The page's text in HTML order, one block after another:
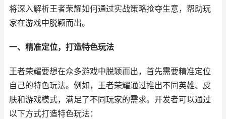
将深入解析王者荣耀如何通过实战策略抢夺生意，帮助玩
家在游戏中脱颖而出。
一、精准定位，打造特色玩法
王者荣耀要想在众多游戏中脱颖而出，首先需要精准定位
自己的特色玩法。例如，王者荣耀通过推出不同英雄、皮
肤和游戏模式，满足了不同玩家的需求。开发者可以通过
以下方式打造特色玩法：